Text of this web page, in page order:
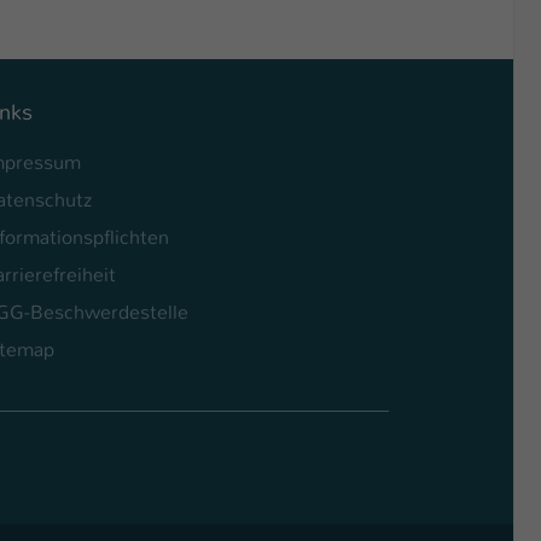
Beschwerdestelle